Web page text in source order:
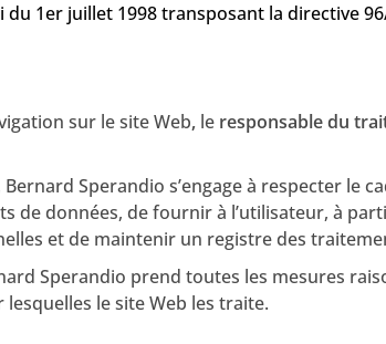
1er juillet 1998 transposant la directive
sur le site Web, le responsable du
Sperandio s’engage à respecter le
données, de fournir à l’utilisateur, à
et de maintenir un registre des
Sperandio prend toutes les mesures
le site Web les traite.